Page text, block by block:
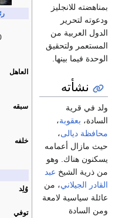
20
العاهل
سبقه
خلفه
وُلِد
توفي
بمناهضته للانجليز
ودعوته لتحرير
الدول العربية من
المستعمر ولتحقيق
الوحدة فيما بينها.
نشأته
ولد في قرية
السادة، بعقوبة،
محافظة ديالى،
حيث مازال أعمامه
يسكنون هناك. وهو
من ذرية الشيخ عبد
القادر الجيلاني، من
عائلة سياسية لامعة
ومن السادة